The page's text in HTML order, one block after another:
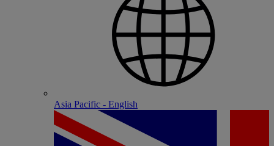
Asia Pacific - English